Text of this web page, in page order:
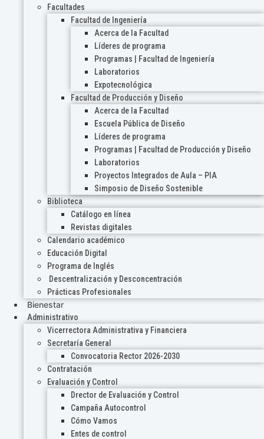
Facultades
Facultad de Ingeniería
Acerca de la Facultad
Líderes de programa
Programas | Facultad de Ingeniería
Laboratorios
Expotecnológica
Facultad de Producción y Diseño
Acerca de la Facultad
Escuela Pública de Diseño
Líderes de programa
Programas | Facultad de Producción y Diseño
Laboratorios
Proyectos Integrados de Aula – PIA
Simposio de Diseño Sostenible
Biblioteca
Catálogo en línea
Revistas digitales
Calendario académico
Educación Digital
Programa de Inglés
Descentralización y Desconcentración
Prácticas Profesionales
Bienestar
Administrativo
Vicerrectora Administrativa y Financiera
Secretaría General
Convocatoria Rector 2026-2030
Contratación
Evaluación y Control
Drector de Evaluación y Control
Campaña Autocontrol
Cómo Vamos
Entes de control